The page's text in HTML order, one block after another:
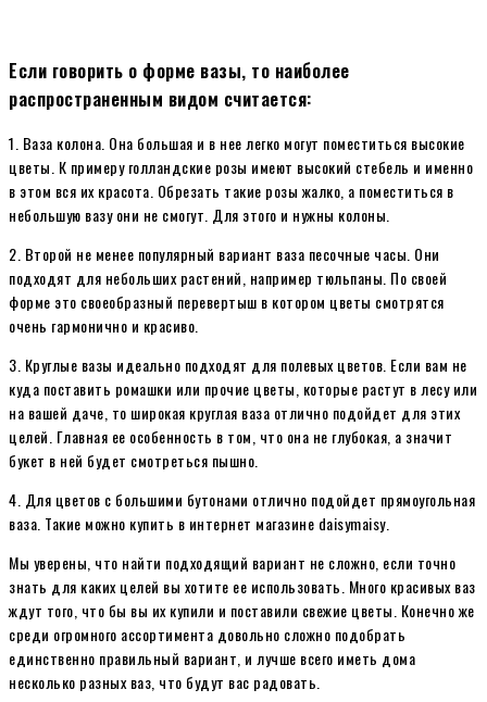
Если говорить о форме вазы, то наиболее
распространенным видом считается:
1. Ваза колона. Она большая и в нее легко могут поместиться высокие
цветы. К примеру голландские розы имеют высокий стебель и именно
в этом вся их красота. Обрезать такие розы жалко, а поместиться в
небольшую вазу они не смогут. Для этого и нужны колоны.
2. Второй не менее популярный вариант ваза песочные часы. Они
подходят для небольших растений, например тюльпаны. По своей
форме это своеобразный перевертыш в котором цветы смотрятся
очень гармонично и красиво.
3. Круглые вазы идеально подходят для полевых цветов. Если вам не
куда поставить ромашки или прочие цветы, которые растут в лесу или
на вашей даче, то широкая круглая ваза отлично подойдет для этих
целей. Главная ее особенность в том, что она не глубокая, а значит
букет в ней будет смотреться пышно.
4. Для цветов с большими бутонами отлично подойдет прямоугольная
ваза. Такие можно купить в интернет магазине daisymaisy.
Мы уверены, что найти подходящий вариант не сложно, если точно
знать для каких целей вы хотите ее использовать. Много красивых ваз
ждут того, что бы вы их купили и поставили свежие цветы. Конечно же
среди огромного ассортимента довольно сложно подобрать
единственно правильный вариант, и лучше всего иметь дома
несколько разных ваз, что будут вас радовать.